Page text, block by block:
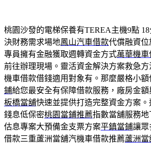
桃園沙發的電梯保養有TEREA主機9點 18
決財務需求場地鳳山汽車借款代償融資位
專員擁有金融獲取週轉資金方式萬華機車
前往辦理現場。靈活資金解決方案救急方
機車借款借錢適用對象有。那麼嚴格小
鋪給您最安全有保障借款服務，廠房金
板橋當舖快速並提供打造完整資金方案
錢息低保密桃園當鋪推薦指數當舖服務
估息專案大預備金支票方案平鎮當鋪讓眾
借款三重蘆洲當舖汽機車借款推薦蘆洲當